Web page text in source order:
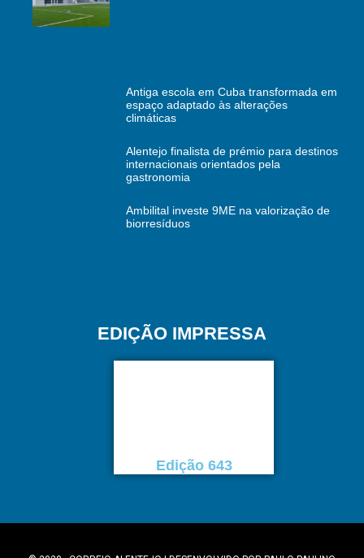
Antiga escola em Cuba transformada em
espaço adaptado às alterações
climáticas
Alentejo finalista de prémio para destinos
internacionais orientados pela
gastronomia
Ambilital investe 9ME na valorização de
biorresíduos
EDIÇÃO IMPRESSA
Edição 643